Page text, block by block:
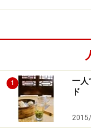
1
一人
ド